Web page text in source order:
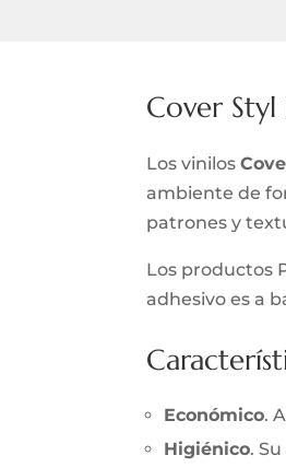
Cover Styl
Los vinilos
ambiente de
patrones y
Los productos
adhesivo es a
Económico.
Higiénico.